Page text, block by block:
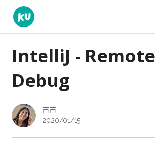
IntelliJ - Remote
Debug
古古
2020/01/15